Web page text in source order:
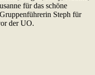
für das schöne
Steph für
der UO.